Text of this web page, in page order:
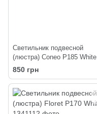
Светильник подвесной
(люстра) Coneo P185 White
850 грн